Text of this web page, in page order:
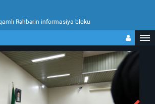
Rəhbərin informasiya bloku